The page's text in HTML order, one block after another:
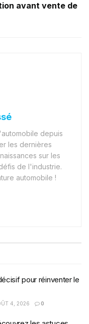
avant vente de
depuis
les dernières
sur les
de l'industrie.
automobile !
pour réinventer le
4, 2026 0